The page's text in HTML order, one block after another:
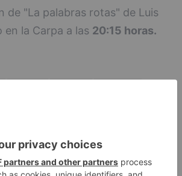
de "La palabras rotas" de Luis
la Carpa a las 20:15 horas.
Esperar al autobús en el HUBU es
un peligro bajo el sol